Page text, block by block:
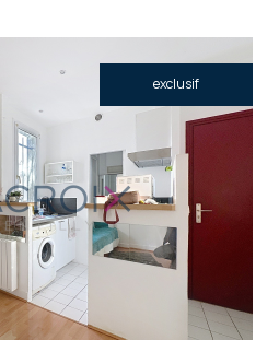
exclusif
voir le bien